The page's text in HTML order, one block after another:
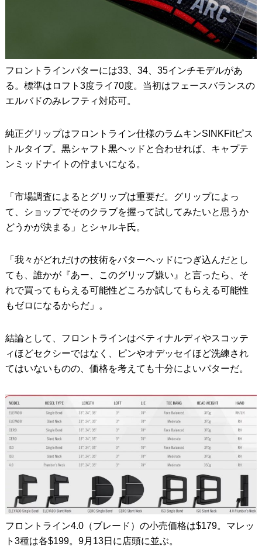
フロントラインパターには33、34、35インチモデルがあ
る。標準はロフト3度ライ70度。当初はフェースバランスの
エルバドのみレフティ対応可。
純正グリップはフロントライン仕様のラムキンSINKFitピス
トルタイプ。黒シャフト黒ヘッドと合わせれば、キャプテ
ンミッドナイトの佇まいになる。
「市場調査によるとグリップは重要だ。グリップによっ
て、ショップでそのクラブを握って試してみたいと思うか
どうかが決まる」とシャルキ氏。
「我々がどれだけの技術をパターヘッドにつぎ込んだとし
ても、誰かが『あー、このグリップ嫌い』と言ったら、そ
れで買ってもらえる可能性どころか試してもらえる可能性
もゼロになるからだ」。
結論として、フロントラインはベティナルディやスコッテ
ィほどセクシーではなく、ピンやオデッセイほど洗練され
てはいないものの、価格を考えても十分によいパターだ。
フロントライン4.0（ブレード）の小売価格は$179。マレッ
ト3種は各$199。9月13日に店頭に並ぶ。